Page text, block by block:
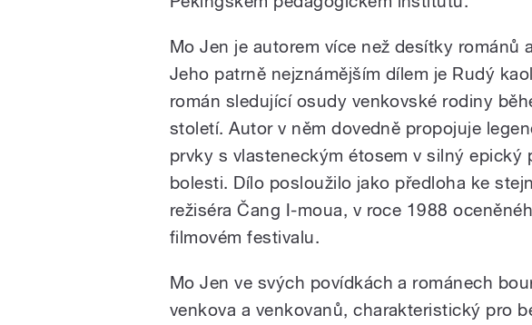
Mo Jen je autorem více než desítky románů
Jeho patrně nejznámějším dílem je Rudý
román sledující osudy venkovské rodiny
století. Autor v něm dovedně propojuje
prvky s vlasteneckým étosem v silný epický
bolesti. Dílo posloužilo jako předloha ke
režiséra Čang I-moua, v roce 1988
filmovém festivalu.
Mo Jen ve svých povídkách a románech
venkova a venkovanů, charakteristický pro